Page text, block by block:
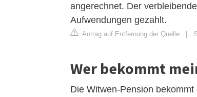
angerechnet. Der
Aufwendungen gezahlt.
Antrag auf Entfernung der Quelle |
Wer bekommt
Die Witwen-Pension